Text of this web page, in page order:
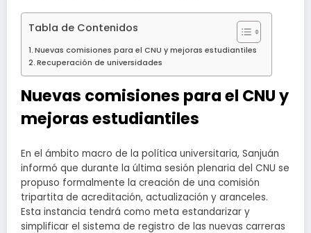
Tabla de Contenidos
Nuevas comisiones para el CNU y mejoras estudiantiles
Recuperación de universidades
Nuevas comisiones para el CNU y
mejoras estudiantiles
En el ámbito macro de la política universitaria, Sanjuán
informó que durante la última sesión plenaria del CNU se
propuso formalmente la creación de una comisión
tripartita de acreditación, actualización y aranceles.
Esta instancia tendrá como meta estandarizar y
simplificar el sistema de registro de las nuevas carreras